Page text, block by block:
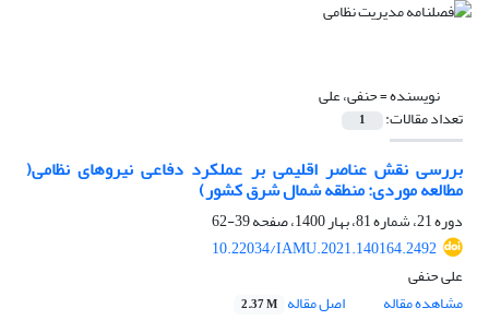
نویسنده =حنفی، علی
تعداد مقالات: 1
بررسی نقش عناصر اقلیمی بر عملکرد دفاعی نیروهای نظامی(
مطالعه موردی: منطقه شمال شرق کشور)
دوره 21، شماره 81، بهار 1400، صفحه
39-62
10.22034/IAMU.2021.140164.2492
علی حنفی
مشاهده مقاله
اصل مقاله 2.37 M